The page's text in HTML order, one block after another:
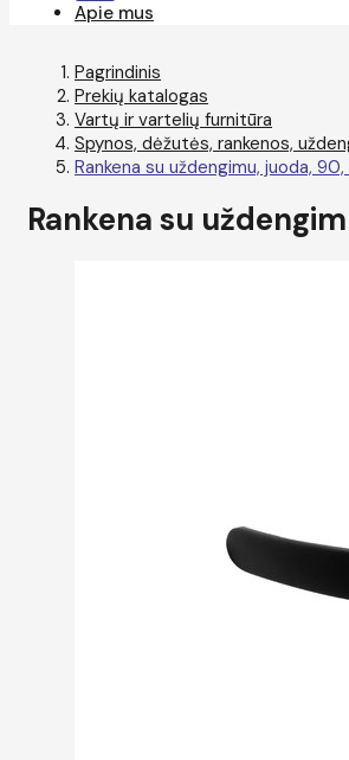
Apie mus
Pagrindinis
Prekių katalogas
Vartų ir vartelių furnitūra
Spynos, dėžutės, rankenos,
Rankena su uždengimu, juoda, 90,
Rankena su